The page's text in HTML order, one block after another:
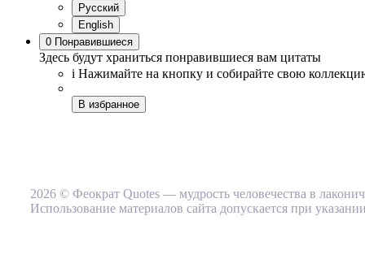
Русский
English
0 Понравившиеся
Здесь будут храниться понравившиеся вам цитаты
i Нажимайте на кнопку и собирайте свою
В избранное
2026 © Феократ Quotes — мудрость человечества в
Использование материалов сайта допускается при